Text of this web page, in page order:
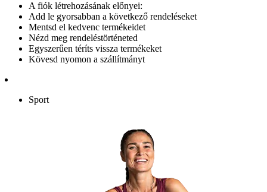
A fiók létrehozásának előnyei:
Add le gyorsabban a következő rendeléseket
Mentsd el kedvenc termékeidet
Nézd meg rendeléstörténeted
Egyszerűen téríts vissza termékeket
Kövesd nyomon a szállítmányt
Sport